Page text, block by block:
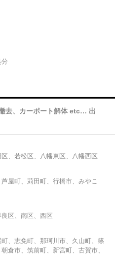
去、カーポート解体 etc… 出
、若松区、八幡東区、八幡西区
屋町、苅田町、行橋市、みやこ
区、南区、西区
、志免町、那珂川市、久山町、篠
倉市、筑前町、新宮町、古賀市、